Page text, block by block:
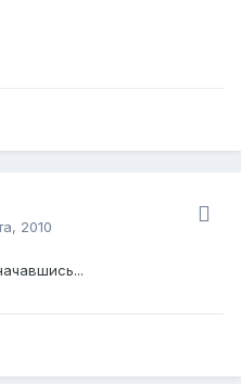
2010